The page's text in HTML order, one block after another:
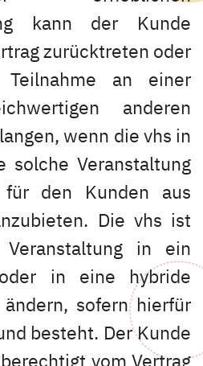
kann der Kunde
zurücktreten oder
an einer
anderen
wenn die vhs in
solche Veranstaltung
den Kunden aus
Die vhs ist
in ein
in eine hybride
sofern hierfür
besteht. Der Kunde
vom Vertrag